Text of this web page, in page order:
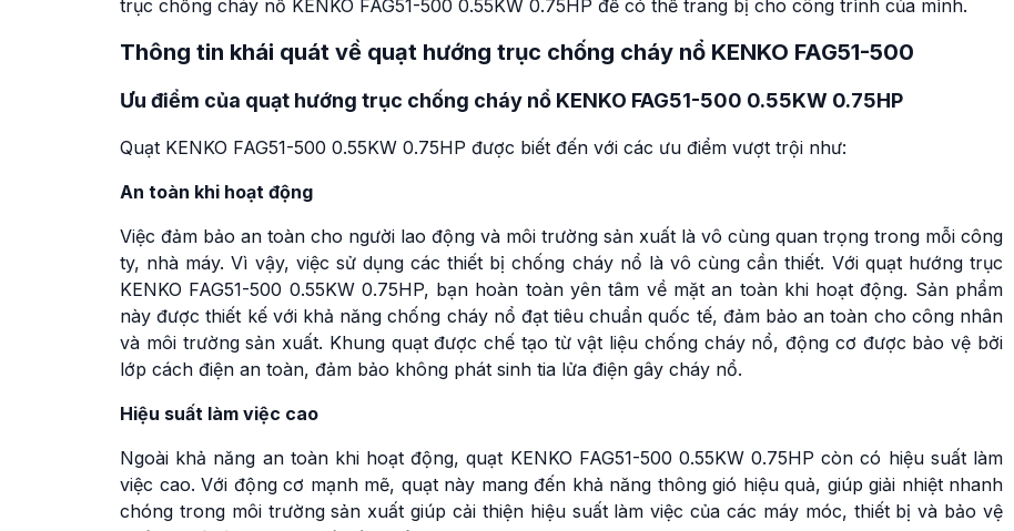
trục chống cháy nổ KENKO FAG51-500 0.55KW 0.75HP để có thể trang bị cho công trình của mình.
Thông tin khái quát về quạt hướng trục chống cháy nổ KENKO FAG51-500
Ưu điểm của quạt hướng trục chống cháy nổ KENKO FAG51-500 0.55KW 0.75HP
Quạt KENKO FAG51-500 0.55KW 0.75HP được biết đến với các ưu điểm vượt trội như:
An toàn khi hoạt động
Việc đảm bảo an toàn cho người lao động và môi trường sản xuất là vô cùng quan trọng trong mỗi công
ty, nhà máy. Vì vậy, việc sử dụng các thiết bị chống cháy nổ là vô cùng cần thiết. Với quạt hướng trục
KENKO FAG51-500 0.55KW 0.75HP, bạn hoàn toàn yên tâm về mặt an toàn khi hoạt động. Sản phẩm
này được thiết kế với khả năng chống cháy nổ đạt tiêu chuẩn quốc tế, đảm bảo an toàn cho công nhân
và môi trường sản xuất. Khung quạt được chế tạo từ vật liệu chống cháy nổ, động cơ được bảo vệ bởi
lớp cách điện an toàn, đảm bảo không phát sinh tia lửa điện gây cháy nổ.
Hiệu suất làm việc cao
Ngoài khả năng an toàn khi hoạt động, quạt KENKO FAG51-500 0.55KW 0.75HP còn có hiệu suất làm
việc cao. Với động cơ mạnh mẽ, quạt này mang đến khả năng thông gió hiệu quả, giúp giải nhiệt nhanh
chóng trong môi trường sản xuất giúp cải thiện hiệu suất làm việc của các máy móc, thiết bị và bảo vệ